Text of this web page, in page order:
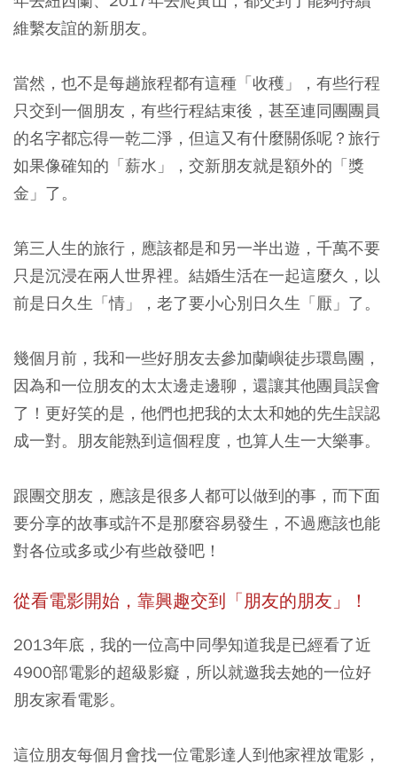
維繫友誼的新朋友。
當然，也不是每趟旅程都有這種「收穫」，有些行程
只交到一個朋友，有些行程結束後，甚至連同團團員
的名字都忘得一乾二淨，但這又有什麼關係呢？旅行
如果像確知的「薪水」，交新朋友就是額外的「獎
金」了。
第三人生的旅行，應該都是和另一半出遊，千萬不要
只是沉浸在兩人世界裡。結婚生活在一起這麼久，以
前是日久生「情」，老了要小心別日久生「厭」了。
幾個月前，我和一些好朋友去參加蘭嶼徒步環島團，
因為和一位朋友的太太邊走邊聊，還讓其他團員誤會
了！更好笑的是，他們也把我的太太和她的先生誤認
成一對。朋友能熟到這個程度，也算人生一大樂事。
跟團交朋友，應該是很多人都可以做到的事，而下面
要分享的故事或許不是那麼容易發生，不過應該也能
對各位或多或少有些啟發吧！
從看電影開始，靠興趣交到「朋友的朋友」！
2013年底，我的一位高中同學知道我是已經看了近
4900部電影的超級影癡，所以就邀我去她的一位好
朋友家看電影。
這位朋友每個月會找一位電影達人到他家裡放電影，